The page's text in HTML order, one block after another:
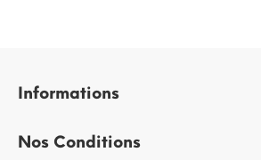
Informations
Nos Conditions